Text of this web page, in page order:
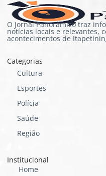
O Jornal Panorâmico traz
notícias locais e relevantes,
acontecimentos de
Categorias
Cultura
Esportes
Polícia
Saúde
Região
Institucional
Home